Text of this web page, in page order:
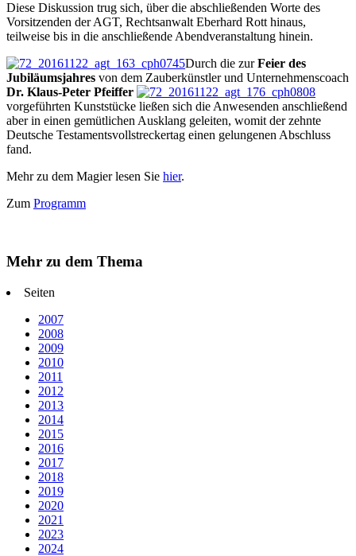
Diese Diskussion trug sich, über die abschließenden Worte des
Vorsitzenden der AGT, Rechtsanwalt Eberhard Rott hinaus,
teilweise bis in die anschließende Abendveranstaltung hinein.
Durch die zurFeier des
Jubiläumsjahres von dem Zauberkünstler und Unternehmenscoach
Dr. Klaus-Peter Pfeiffer
vorgeführten Kunststücke ließen sich die Anwesenden anschließend
aber in einen gemütlichen Ausklang geleiten, womit der zehnte
Deutsche Testamentsvollstreckertag einen gelungenen Abschluss
fand.
Mehr zu dem Magier lesen Sie hier.
Zum Programm
Mehr zu dem Thema
Seiten
2007
2008
2009
2010
2011
2012
2013
2014
2015
2016
2017
2018
2019
2020
2021
2023
2024